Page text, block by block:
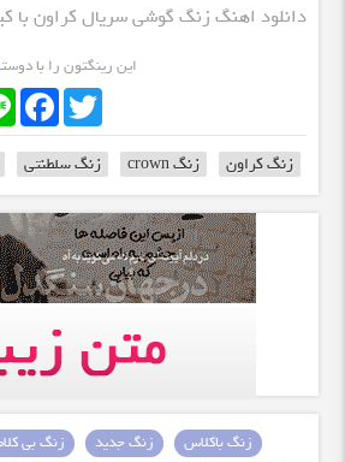
دانلود اهنگ زنگ گوشی سریال کراون با
این رینگتون را با
Twitter
زنگ کراون زنگ crown زنگ سلطنتی
زنگ باکلاس زنگ جدید زنگ بی